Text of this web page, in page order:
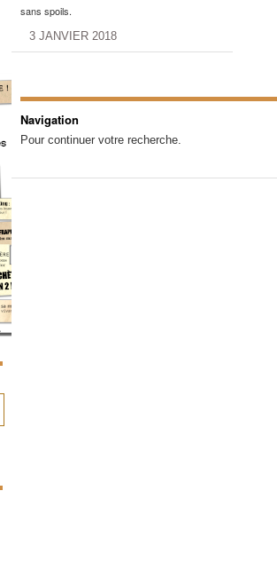
sans spoils.
3 JANVIER 2018
Navigation
Pour continuer votre recherche.